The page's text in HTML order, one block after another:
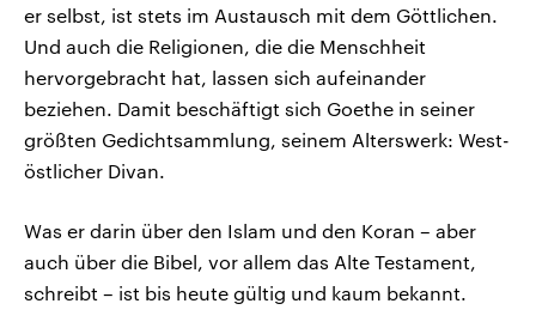
er selbst, ist stets im Austausch mit dem Göttlichen.
Und auch die Religionen, die die Menschheit
hervorgebracht hat, lassen sich aufeinander
beziehen. Damit beschäftigt sich Goethe in seiner
größten Gedichtsammlung, seinem Alterswerk: West-
östlicher Divan.
Was er darin über den Islam und den Koran – aber
auch über die Bibel, vor allem das Alte Testament,
schreibt – ist bis heute gültig und kaum bekannt.